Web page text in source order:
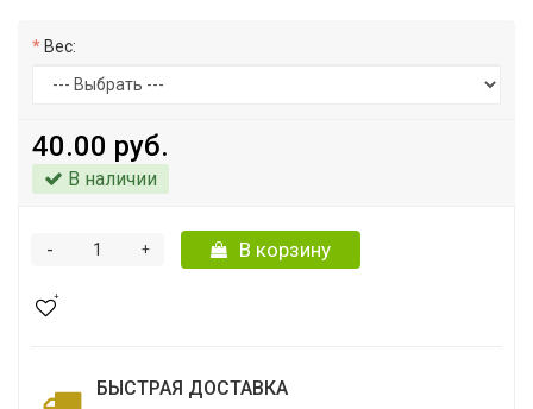
Вес:
40.00 руб.
В наличии
+
- В корзину
БЫСТРАЯ ДОСТАВКА